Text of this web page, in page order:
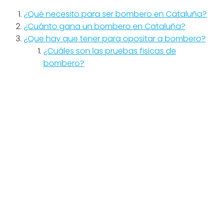
¿Qué necesito para ser bombero en Cataluña?
¿Cuánto gana un bombero en Cataluña?
¿Que hay que tener para opositar a bombero?
¿Cuáles son las pruebas fisicas de
bombero?